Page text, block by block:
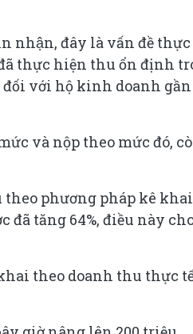
nhận, đây là vấn đề thực
thực hiện thu ổn định
với hộ kinh doanh gần
và nộp theo mức đó,
phương pháp kê khai
tăng 64%, điều này
theo doanh thu thực